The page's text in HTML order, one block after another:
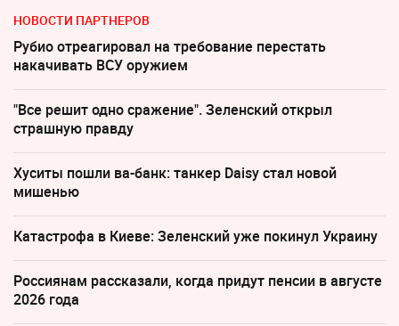
НОВОСТИ ПАРТНЕРОВ
Рубио отреагировал на требование перестать
накачивать ВСУ оружием
"Все решит одно сражение". Зеленский открыл
страшную правду
Хуситы пошли ва-банк: танкер Daisy стал новой
мишенью
Катастрофа в Киеве: Зеленский уже покинул Украину
Россиянам рассказали, когда придут пенсии в августе
2026 года